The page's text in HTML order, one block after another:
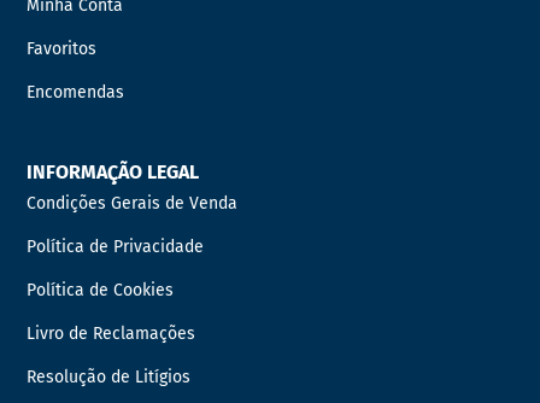
Minha Conta
Favoritos
Encomendas
INFORMAÇÃO LEGAL
Condições Gerais de Venda
Política de Privacidade
Política de Cookies
Livro de Reclamações
Resolução de Litígios